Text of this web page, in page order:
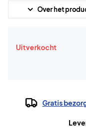
Over het
Uitverkocht
Gratis